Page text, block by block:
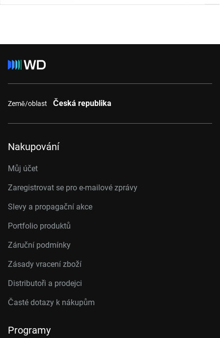
Země/oblast Česká republika
Nakupování
Můj účet
Zaregistrovat se pro e-mailové zprávy
Slevy a propagační akce
Portfolio produktů
Záruční podmínky
Zásady vracení zboží
Distributoři a prodejci
Časté dotazy k nákupům
Programy